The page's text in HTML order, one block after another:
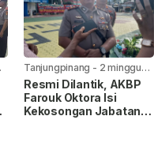
Tanjungpinang - 2 minggu
yang lalu
Resmi Dilantik, AKBP
Farouk Oktora Isi
Kekosongan Jabatan